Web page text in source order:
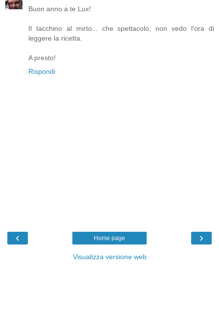
Buon anno a te Lux!
Il tacchino al mirto... che spettacolo, non vedo l'ora di
leggere la ricetta.
A presto!
Rispondi
‹ ›
Home page
Visualizza versione web